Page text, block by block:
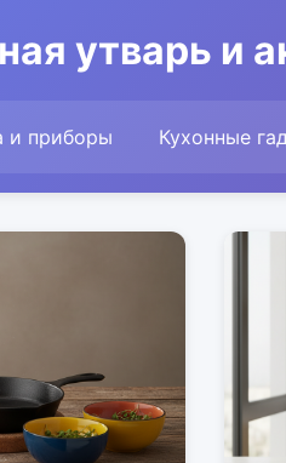
утварь и
и приборы Кухонные